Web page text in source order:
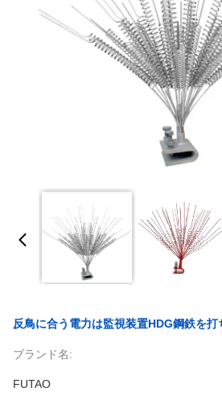
反鳥に合う電力は監視装置HDG鋼鉄を打
ブランド名:
FUTAO